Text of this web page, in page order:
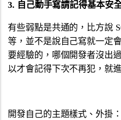
3. 自己動手寫請記得基本安
有些弱點是共通的，比方說
等，並不是說自己寫就一定
要經驗的，哪個開發者沒出
以才會記得下次不再犯，就
開發自己的主題樣式、外掛：